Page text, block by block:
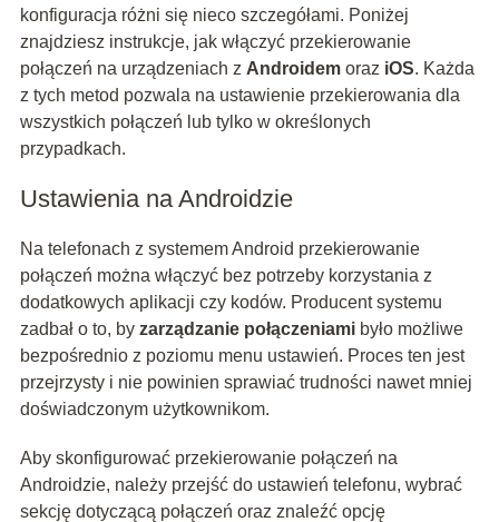
konfiguracja różni się nieco szczegółami. Poniżej
znajdziesz instrukcje, jak włączyć przekierowanie
połączeń na urządzeniach z Androidemoraz iOS. Każda
z tych metod pozwala na ustawienie przekierowania dla
wszystkich połączeń lub tylko w określonych
przypadkach.
Ustawienia na Androidzie
Na telefonach z systemem Android przekierowanie
połączeń można włączyć bez potrzeby korzystania z
dodatkowych aplikacji czy kodów. Producent systemu
zadbał o to, by zarządzanie połączeniamibyło możliwe
bezpośrednio z poziomu menu ustawień. Proces ten jest
przejrzysty i nie powinien sprawiać trudności nawet mniej
doświadczonym użytkownikom.
Aby skonfigurować przekierowanie połączeń na
Androidzie, należy przejść do ustawień telefonu, wybrać
sekcję dotyczącą połączeń oraz znaleźć opcję